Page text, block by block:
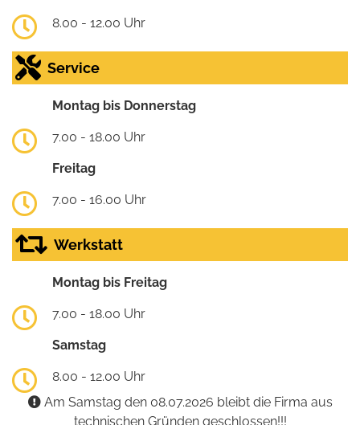
8.00 - 12.00 Uhr
Service
Montag bis Donnerstag
7.00 - 18.00 Uhr
Freitag
7.00 - 16.00 Uhr
Werkstatt
Montag bis Freitag
7.00 - 18.00 Uhr
Samstag
8.00 - 12.00 Uhr
Am Samstag den 08.07.2026 bleibt die Firma aus
technischen Gründen geschlossen!!!